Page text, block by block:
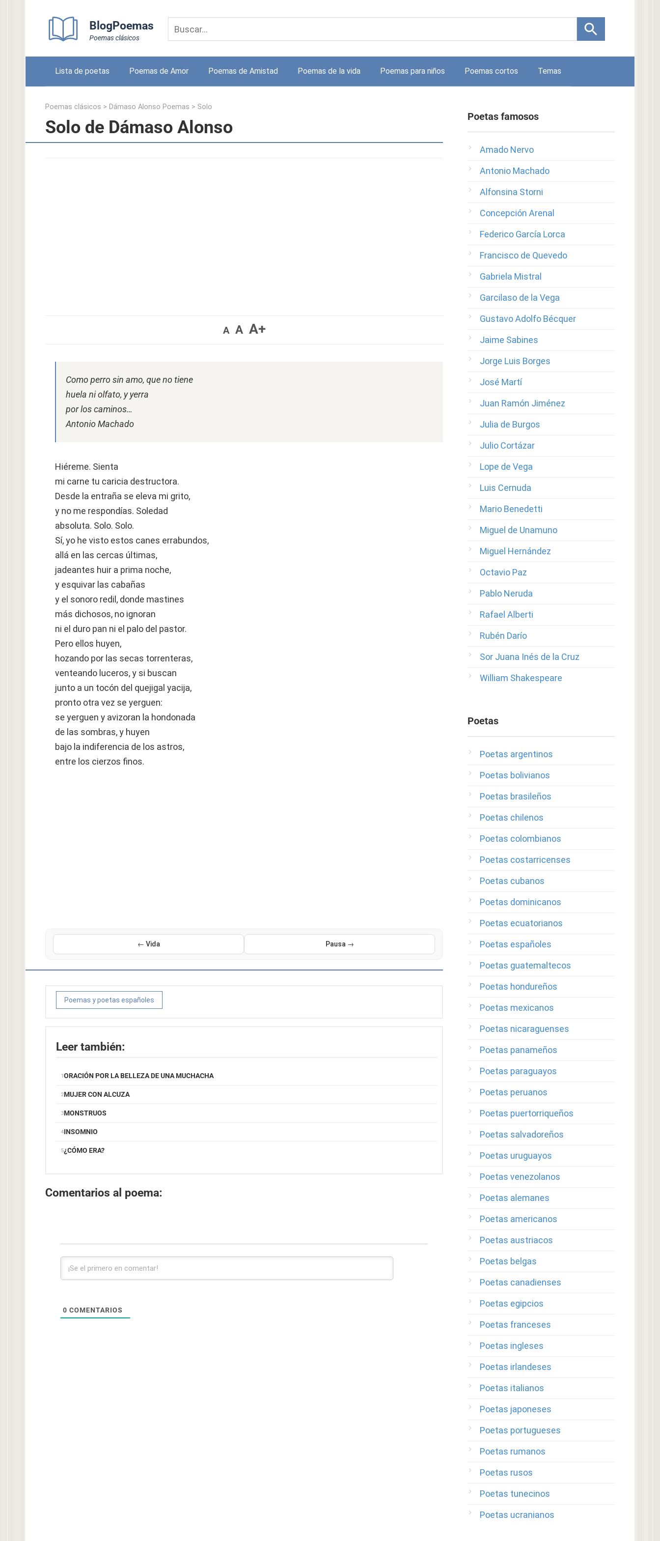
BlogPoemas
Poemas clásicos
Lista de poetas Poemas de Amor Poemas de Amistad Poemas de la vida Poemas para niños Poemas cortos Temas
Poemas clásicos > Dámaso Alonso Poemas > Solo
Solo de Dámaso Alonso
A A A+
Como perro sin amo, que no tiene
huela ni olfato, y yerra
por los caminos…
Antonio Machado
Hiéreme. Sienta
mi carne tu caricia destructora.
Desde la entraña se eleva mi grito,
y no me respondías. Soledad
absoluta. Solo. Solo.
Sí, yo he visto estos canes errabundos,
allá en las cercas últimas,
jadeantes huir a prima noche,
y esquivar las cabañas
y el sonoro redil, donde mastines
más dichosos, no ignoran
ni el duro pan ni el palo del pastor.
Pero ellos huyen,
hozando por las secas torrenteras,
venteando luceros, y si buscan
junto a un tocón del quejigal yacija,
pronto otra vez se yerguen:
se yerguen y avizoran la hondonada
de las sombras, y huyen
bajo la indiferencia de los astros,
entre los cierzos finos.
← Vida Pausa →
Poemas y poetas españoles
Leer también:
ORACIÓN POR LA BELLEZA DE UNA MUCHACHA
MUJER CON ALCUZA
MONSTRUOS
INSOMNIO
¿CÓMO ERA?
Comentarios al poema:
0 COMENTARIOS
Poetas famosos
Amado Nervo
Antonio Machado
Alfonsina Storni
Concepción Arenal
Federico García Lorca
Francisco de Quevedo
Gabriela Mistral
Garcilaso de la Vega
Gustavo Adolfo Bécquer
Jaime Sabines
Jorge Luis Borges
José Martí
Juan Ramón Jiménez
Julia de Burgos
Julio Cortázar
Lope de Vega
Luis Cernuda
Mario Benedetti
Miguel de Unamuno
Miguel Hernández
Octavio Paz
Pablo Neruda
Rafael Alberti
Rubén Darío
Sor Juana Inés de la Cruz
William Shakespeare
Poetas
Poetas argentinos
Poetas bolivianos
Poetas brasileños
Poetas chilenos
Poetas colombianos
Poetas costarricenses
Poetas cubanos
Poetas dominicanos
Poetas ecuatorianos
Poetas españoles
Poetas guatemaltecos
Poetas hondureños
Poetas mexicanos
Poetas nicaraguenses
Poetas panameños
Poetas paraguayos
Poetas peruanos
Poetas puertorriqueños
Poetas salvadoreños
Poetas uruguayos
Poetas venezolanos
Poetas alemanes
Poetas americanos
Poetas austriacos
Poetas belgas
Poetas canadienses
Poetas egipcios
Poetas franceses
Poetas ingleses
Poetas irlandeses
Poetas italianos
Poetas japoneses
Poetas portugueses
Poetas rumanos
Poetas rusos
Poetas tunecinos
Poetas ucranianos